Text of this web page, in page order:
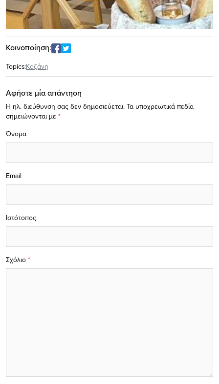
Κοινοποίηση:
Topics:Κοζάνη
Αφήστε μία απάντηση
Η ηλ. διεύθυνση σας δεν δημοσιεύεται. Τα υποχρεωτικά πεδία
σημειώνονται με *
Σχόλιο *
Όνομα
Email
Ιστότοπος